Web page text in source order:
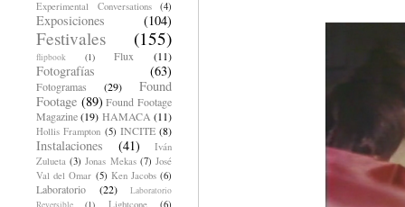
Experimental Conversations (4)
Exposiciones (104)
Festivales (155)
flipbook (1) Flux (11)
Fotografías (63)
Fotogramas (29)
Found
Footage (89) Found Footage
Magazine (19) HAMACA (11)
Hollis Frampton (5) INCITE (8)
Instalaciones (41)
Iván
Zulueta (3) Jonas Mekas (7) José
Val del Omar (5) Ken Jacobs (6)
Laboratorio (22)
Laboratorio
Reversible
(1) Lightcone
(6)